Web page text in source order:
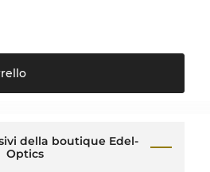
della boutique Edel-
Optics